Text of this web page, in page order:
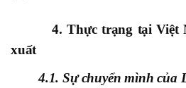
4. Thực trạng tại Việt
xuất
4.1. Sự chuyển mình của